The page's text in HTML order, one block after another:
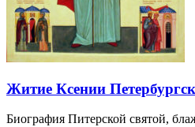
Житие Ксении
Биография Питерской святой,